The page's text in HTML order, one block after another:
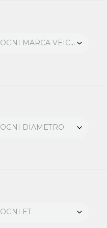
OGNI MARCA VEICOLO
OGNI DIAMETRO
OGNI ET